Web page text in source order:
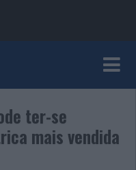
ter-se
mais vendida